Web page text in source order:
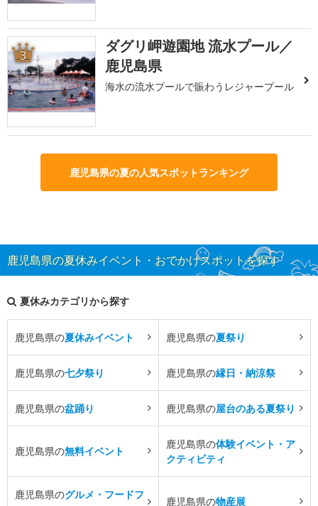
3
ダグリ岬遊園地 流水プール／
鹿児島県
海水の流水プールで賑わうレジャープール
鹿児島県の夏の人気スポットランキング
鹿児島県の夏休みイベント・おでかけスポットを探す
夏休みカテゴリから探す
鹿児島県の夏休みイベント 鹿児島県の夏祭り
鹿児島県の七夕祭り 鹿児島県の縁日・納涼祭
鹿児島県の盆踊り 鹿児島県の屋台のある夏祭り
鹿児島県の無料イベント
鹿児島県の体験イベント・ア
クティビティ
鹿児島県のグルメ・フードフ
鹿児島県の物産展